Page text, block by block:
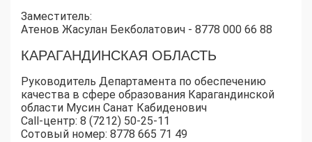
Заместитель:
Атенов Жасулан Бекболатович - 8778 000 66 88
КАРАГАНДИНСКАЯ ОБЛАСТЬ
Руководитель Департамента по обеспечению
качества в сфере образования Карагандинской
области Мусин Санат Кабиденович
Call-центр: 8 (7212) 50-25-11
Сотовый номер: 8778 665 71 49